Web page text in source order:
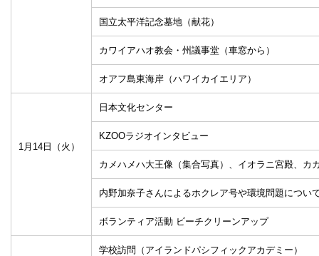
国立太平洋記念墓地（献花）
カワイアハオ教会・州議事堂（車窓から）
オアフ島東海岸（ハワイカイエリア）
1月14日（火）
日本文化センター
KZOOラジオインタビュー
カメハメハ大王像（集合写真）、イオラニ宮殿、カ
内野加奈子さんによるホクレア号や環境問題につい
ボランティア活動 ビーチクリーンアップ
学校訪問（アイランドパシフィックアカデミー）